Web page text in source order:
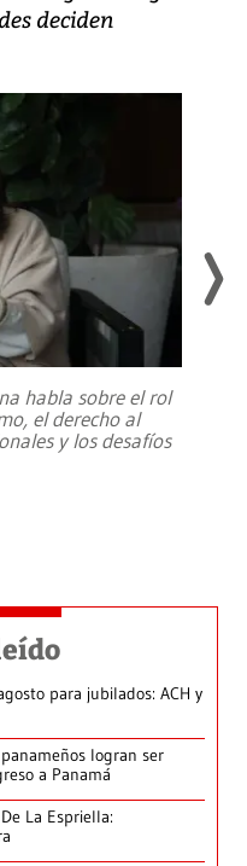
deciden
habla sobre el rol
el derecho al
y los desafíos
para jubilados: ACH y
logran ser
a Panamá
La Espriella: